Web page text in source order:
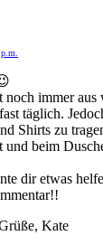
immer aus
täglich.
Shirts zu
beim
dir etwas
Kate